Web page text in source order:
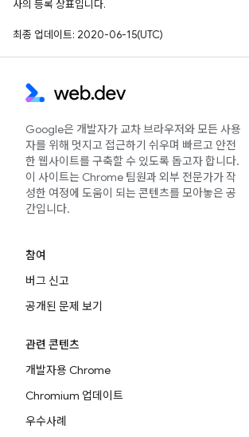
사의 등록 상표입니다.
최종 업데이트: 2020-06-15(UTC)
Google은 개발자가 교차 브라우저와 모든 사용
자를 위해 멋지고 접근하기 쉬우며 빠르고 안전
한 웹사이트를 구축할 수 있도록 돕고자 합니다.
이 사이트는 Chrome 팀원과 외부 전문가가 작
성한 여정에 도움이 되는 콘텐츠를 모아놓은 공
간입니다.
참여
버그 신고
공개된 문제 보기
관련 콘텐츠
개발자용 Chrome
Chromium 업데이트
우수사례